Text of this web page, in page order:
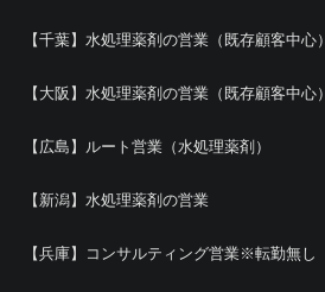
【千葉】水処理薬剤の営業（既存顧客中心）
【大阪】水処理薬剤の営業（既存顧客中心）
【広島】ルート営業（水処理薬剤）
【新潟】水処理薬剤の営業
【兵庫】コンサルティング営業※転勤無し